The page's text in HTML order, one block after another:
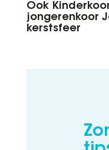
Ook
jongerenkoor
kerstsfeer